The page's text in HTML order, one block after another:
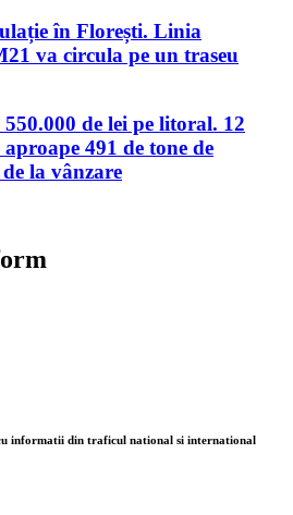
în Florești. Linia
va circula pe un traseu
550.000 de lei pe litoral. 12
491 de tone de
la vânzare
informatii din traficul national si international